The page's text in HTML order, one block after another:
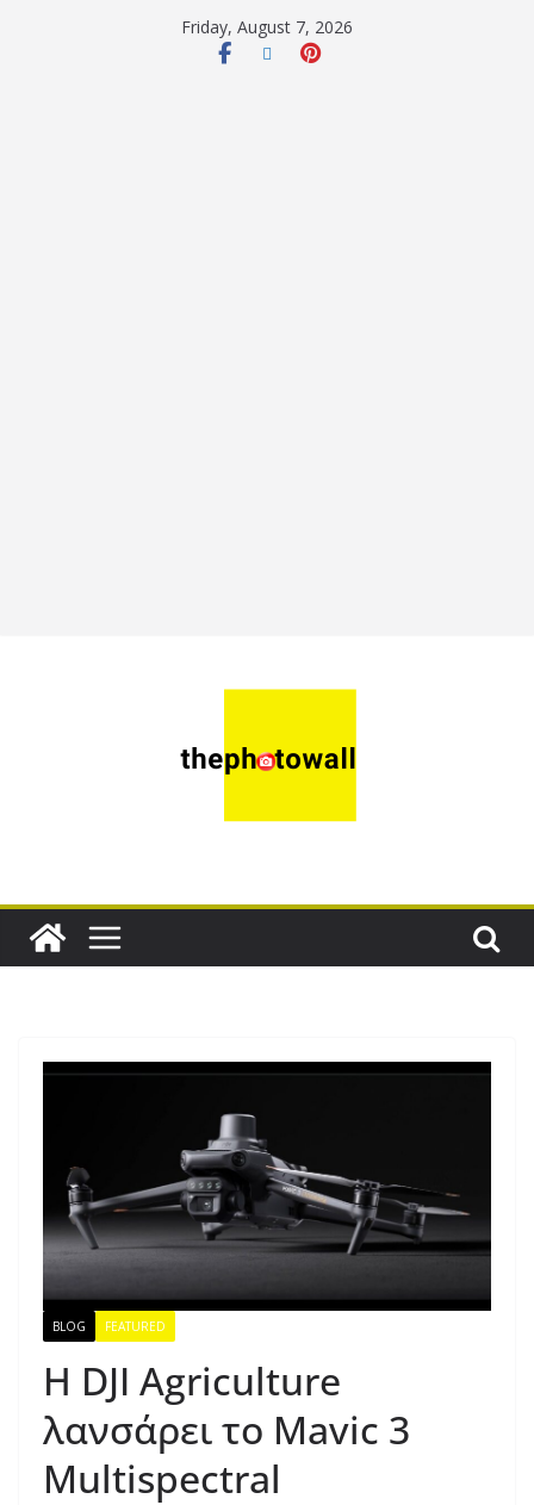
Friday, August 7, 2026
BLOG FEATURED
Η DJI Agriculture
λανσάρει το Mavic 3
Multispectral